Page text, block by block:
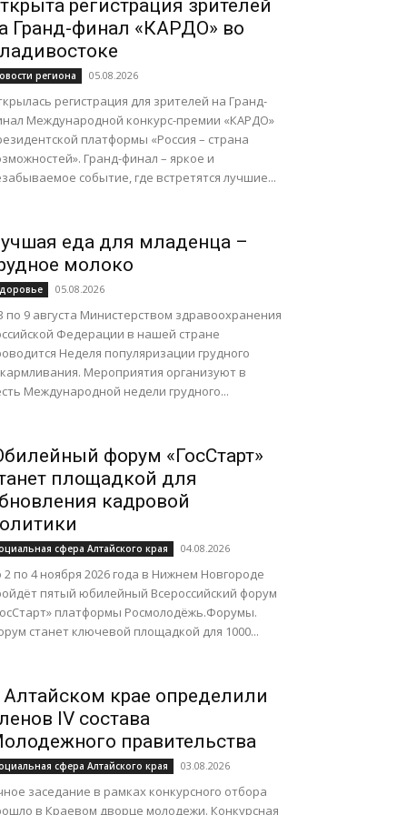
регистрация зрителей
Гранд-финал «КАРДО» во
региона 05.08.2026
регистрация для зрителей на Гранд-
Международной конкурс-премии «КАРДО»
платформы «Россия – страна
Гранд-финал – яркое и
событие, где встретятся лучшие...
еда для младенца –
молоко
05.08.2026
по 9 августа Министерством здравоохранения
Федерации в нашей стране
Неделя популяризации грудного
Мероприятия организуют в
Международной недели грудного...
форум «ГосСтарт»
площадкой для
кадровой
сфера Алтайского края 04.08.2026
2 по 4 ноября 2026 года в Нижнем Новгороде
пятый юбилейный Всероссийский форум
платформы Росмолодёжь.Форумы.
станет ключевой площадкой для 1000...
Алтайском крае определили
IV состава
правительства
сфера Алтайского края 03.08.2026
заседание в рамках конкурсного отбора
в Краевом дворце молодежи. Конкурсная